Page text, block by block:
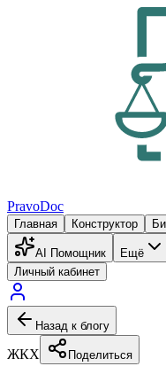
PravoDoc
Главная Конструктор
AI Помощник Ещё
Личный кабинет
Назад к блогу
ЖКХ Поделиться